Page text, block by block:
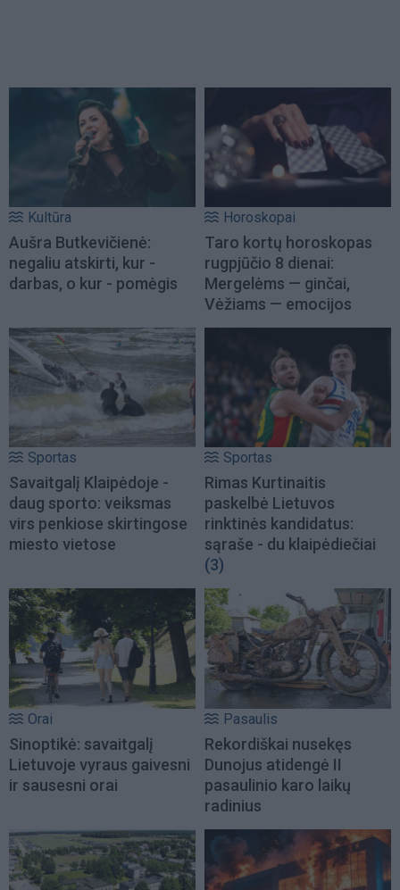
Kultūra
Aušra Butkevičienė:
negaliu atskirti, kur -
darbas, o kur - pomėgis
Horoskopai
Taro kortų horoskopas
rugpjūčio 8 dienai:
Mergelėms — ginčai,
Vėžiams — emocijos
Sportas
Savaitgalį Klaipėdoje -
daug sporto: veiksmas
virs penkiose skirtingose
miesto vietose
Sportas
Rimas Kurtinaitis
paskelbė Lietuvos
rinktinės kandidatus:
sąraše - du klaipėdiečiai
(3)
Orai
Sinoptikė: savaitgalį
Lietuvoje vyraus gaivesni
ir sausesni orai
Pasaulis
Rekordiškai nusekęs
Dunojus atidengė II
pasaulinio karo laikų
radinius